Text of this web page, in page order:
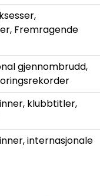
Fremragende
gjennombrudd,
klubbtitler,
internasjonale